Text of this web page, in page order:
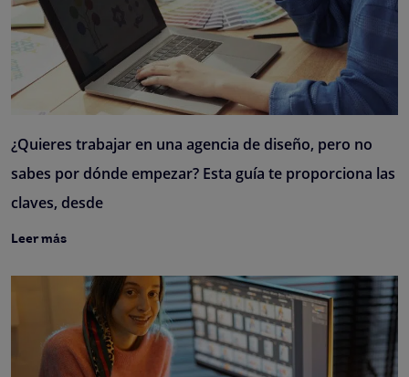
¿Quieres trabajar en una agencia de diseño, pero no
sabes por dónde empezar? Esta guía te proporciona las
claves, desde
Leer más